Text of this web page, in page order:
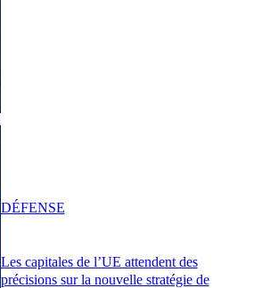
Les capitales de l’UE attendent des
précisions sur la nouvelle stratégie de
DÉFENSE